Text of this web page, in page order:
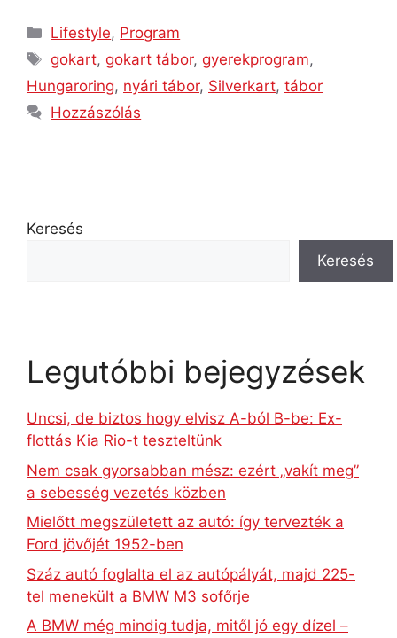
Lifestyle, Program
gokart, gokart tábor, gyerekprogram,
Hungaroring, nyári tábor, Silverkart, tábor
Hozzászólás
Keresés
Keresés
Legutóbbi bejegyzések
Uncsi, de biztos hogy elvisz A-ból B-be: Ex-
flottás Kia Rio-t teszteltünk
Nem csak gyorsabban mész: ezért „vakít meg”
a sebesség vezetés közben
Mielőtt megszületett az autó: így tervezték a
Ford jövőjét 1952-ben
Száz autó foglalta el az autópályát, majd 225-
tel menekült a BMW M3 sofőrje
A BMW még mindig tudja, mitől jó egy dízel –